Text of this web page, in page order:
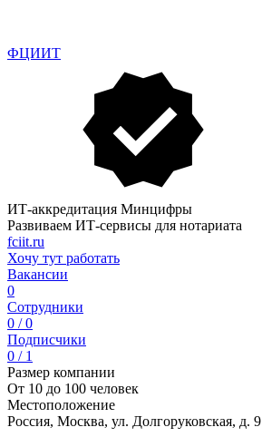
ФЦИИТ
ИТ-аккредитация Минцифры
Развиваем ИТ-сервисы для нотариата
fciit.ru
Хочу тут работать
Вакансии
0
Сотрудники
0 / 0
Подписчики
0 / 1
Размер компании
От 10 до 100 человек
Местоположение
Россия, Москва, ул. Долгоруковская, д. 9